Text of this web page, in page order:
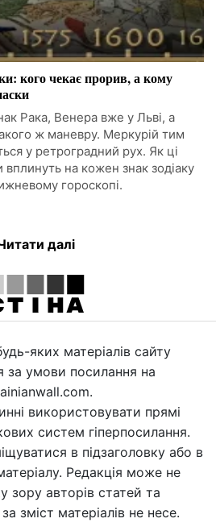
кого чекає прорив, а кому
Рака, Венера вже у Льві, а
ж маневру. Меркурій тим
у ретроградний рух. Як ці
вплинуть на кожен знак зодіаку
гороскопі.
далі
яких матеріалів сайту
за умови посилання на
використовувати прямі
систем гіперпосилання.
в підзаголовку або в
Редакція може не
зору авторів статей та
зміст матеріалів не несе.